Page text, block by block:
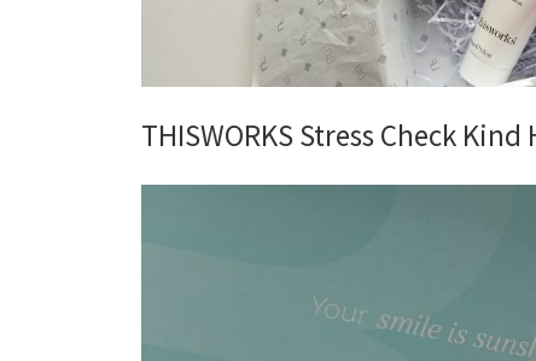
THISWORKS Stress Check